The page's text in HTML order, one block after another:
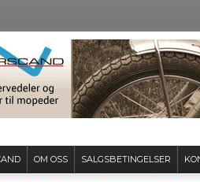
OM OSS SALGSBETINGELSER